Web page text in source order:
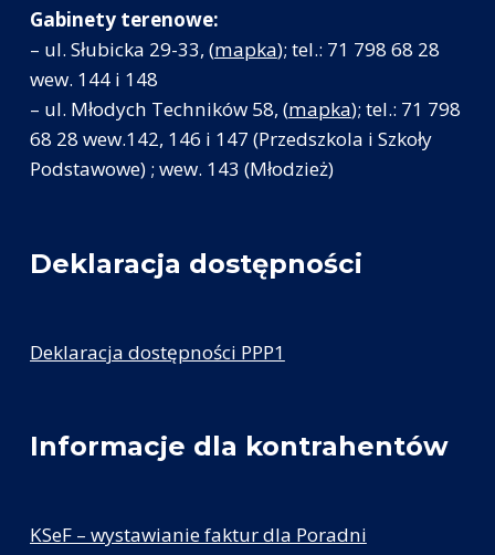
Gabinety terenowe:
– ul. Słubicka 29-33, (mapka); tel.: 71 798 68 28
wew. 144 i 148
– ul. Młodych Techników 58, (mapka); tel.: 71 798
68 28 wew.142, 146 i 147 (Przedszkola i Szkoły
Podstawowe) ; wew. 143 (Młodzież)
Deklaracja dostępności
Deklaracja dostępności PPP1
Informacje dla kontrahentów
KSeF – wystawianie faktur dla Poradni